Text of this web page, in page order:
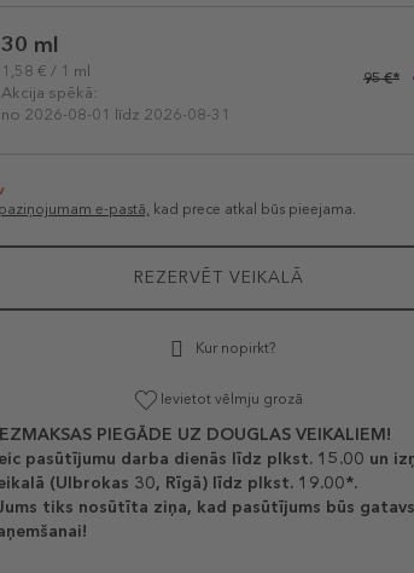
30 ml
1,58 € / 1 ml
Akcija spēkā:
no 2026-08-01 līdz 2026-08-31
95 €*
e-pastā, kad prece atkal būs pieejama.
REZERVĒT VEIKALĀ
Kur nopirkt?
Ievietot vēlmju grozā
PIEGĀDE UZ DOUGLAS VEIKALIEM!
pasūtījumu darba dienās līdz plkst. 15.00 un
(Ulbrokas 30, Rīgā) līdz plkst. 19.00*.
tiks nosūtīta ziņa, kad pasūtījums būs gatavs